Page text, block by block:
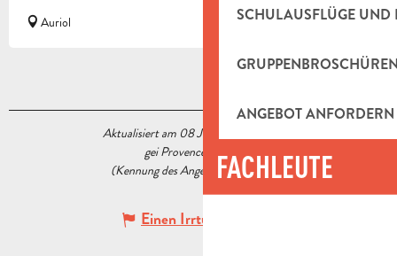
SCHULAUSFLÜGE UND
ANGEBOT ANFORDERN
FACHLEUTE
Auriol
Aktualisiert am 08 Juli 2022 Um 09:11
gei Provence Tourisme
(Kennung des Angebots :5592597
Einen Irrtum angeben